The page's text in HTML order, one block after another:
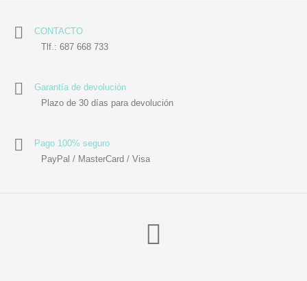
CONTACTO
Tlf.: 687 668 733
Garantía de devolución
Plazo de 30 días para devolución
Pago 100% seguro
PayPal / MasterCard / Visa